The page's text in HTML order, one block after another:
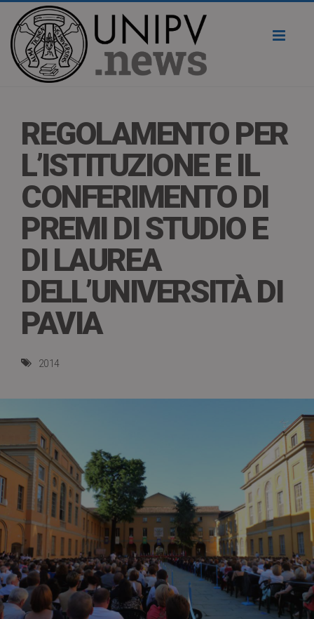
REGOLAMENTO PER
L’ISTITUZIONE E IL
CONFERIMENTO DI
PREMI DI STUDIO E
DI LAUREA
DELL’UNIVERSITÀ DI
PAVIA
2014